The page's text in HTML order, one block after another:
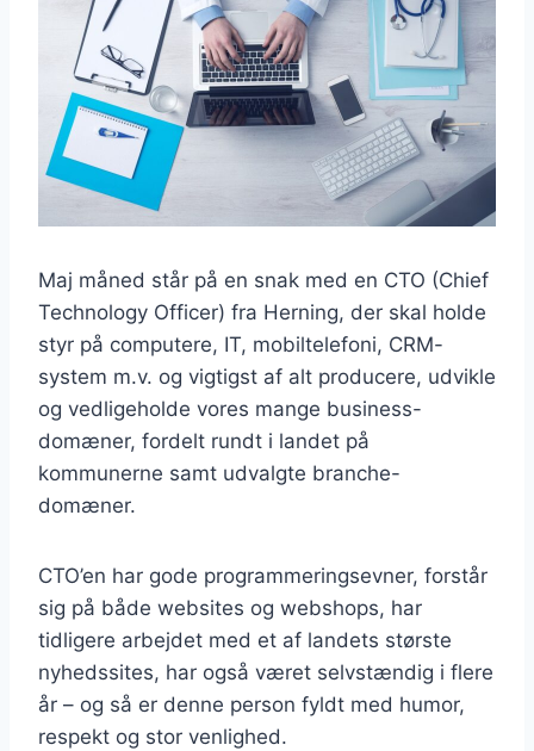
Maj måned står på en snak med en CTO (Chief
Technology Officer) fra Herning, der skal holde
styr på computere, IT, mobiltelefoni, CRM-
system m.v. og vigtigst af alt producere, udvikle
og vedligeholde vores mange business-
domæner, fordelt rundt i landet på
kommunerne samt udvalgte branche-
domæner.
CTO’en har gode programmeringsevner, forstår
sig på både websites og webshops, har
tidligere arbejdet med et af landets største
nyhedssites, har også været selvstændig i flere
år – og så er denne person fyldt med humor,
respekt og stor venlighed.